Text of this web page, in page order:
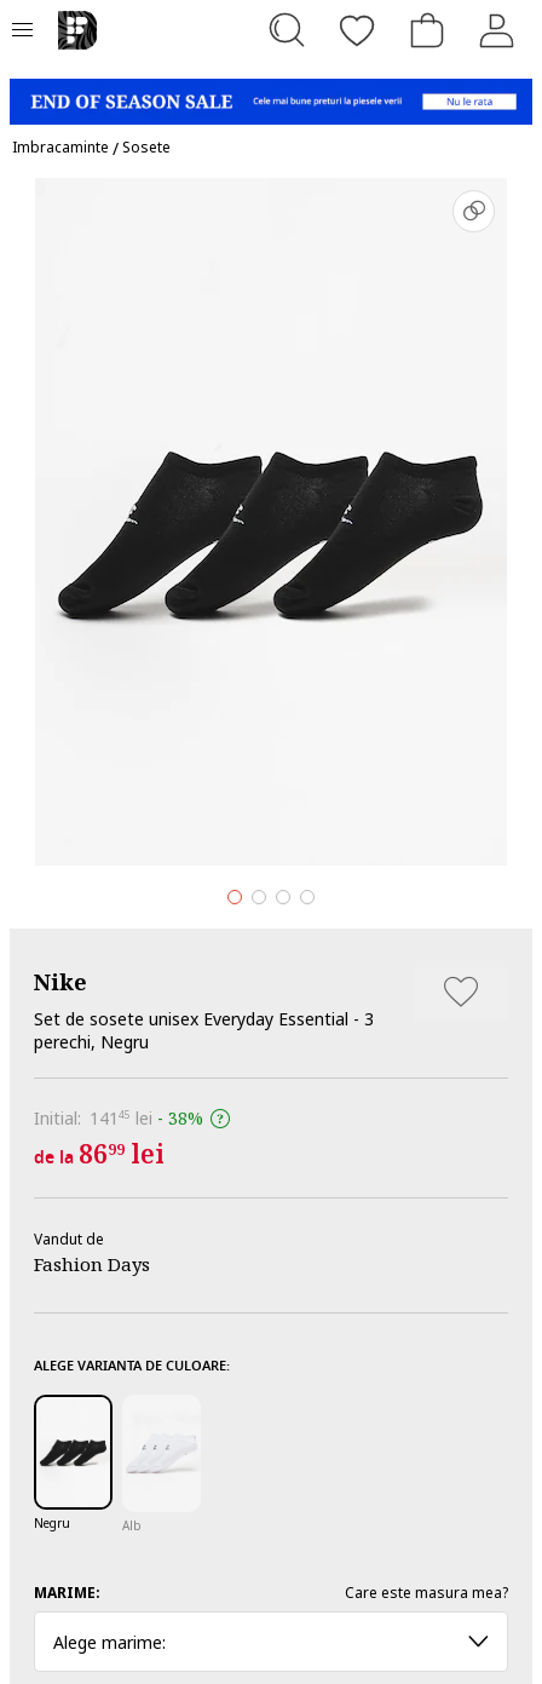
Imbracaminte /Sosete
Nike
Set de sosete unisex Everyday Essential - 3
perechi, Negru
Initial: 141 45 lei - 38%
de la 8699 lei
Vandut de
Fashion Days
ALEGE VARIANTA DE CULOARE:
Negru Alb
MARIME: Care este masura mea?
Alege marime: